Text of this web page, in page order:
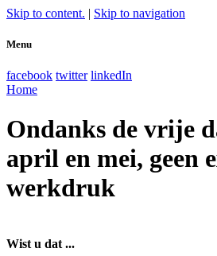
Skip to content. | Skip to navigation
Menu
facebook twitter linkedIn
Home
Ondanks de vrije
april en mei, geen
werkdruk
Wist u dat ...